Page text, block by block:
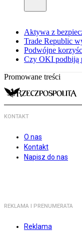
Aktywa z
Trade Republic
Podwójne
Czy OKI podbiją
Promowane treści
KONTAKT
O nas
Kontakt
Napisz do nas
REKLAMA I PRENUMERATA
Reklama